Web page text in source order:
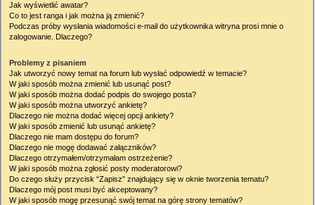
Jak wyświetlić awatar?
Co to jest ranga i jak można ją zmienić?
Podczas próby wysłania wiadomości e-mail do użytkownika witryna prosi mnie o
zalogowanie. Dlaczego?
Problemy z pisaniem
Jak utworzyć nowy temat na forum lub wysłać odpowiedź w temacie?
W jaki sposób można zmienić lub usunąć post?
W jaki sposób można dodać podpis do swojego posta?
W jaki sposób można utworzyć ankietę?
Dlaczego nie można dodać więcej opcji ankiety?
W jaki sposób zmienić lub usunąć ankietę?
Dlaczego nie mam dostępu do forum?
Dlaczego nie mogę dodawać załączników?
Dlaczego otrzymałem/otrzymałam ostrzeżenie?
W jaki sposób można zgłosić posty moderatorowi?
Do czego służy przycisk “Zapisz” znajdujący się w oknie tworzenia tematu?
Dlaczego mój post musi być akceptowany?
W jaki sposób mogę przesunąć swój temat na górę strony tematów?